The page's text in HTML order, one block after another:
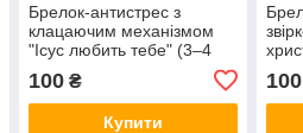
Брелок-антистрес з
клацаючим механізмом
"Ісус любить тебе" (3–4
100₴
Купити
см
100